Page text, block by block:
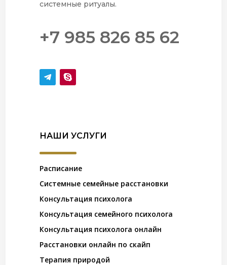
системные ритуалы.
+7 985 826 85 62
НАШИ УСЛУГИ
Расписание
Системные семейные расстановки
Консультация психолога
Консультация семейного психолога
Консультация психолога онлайн
Расстановки онлайн по скайп
Терапия природой